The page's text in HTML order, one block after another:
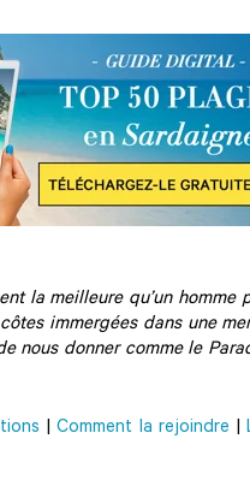
la meilleure qu’un
immergées dans une
nous donner comme le
Comment la rejoindre